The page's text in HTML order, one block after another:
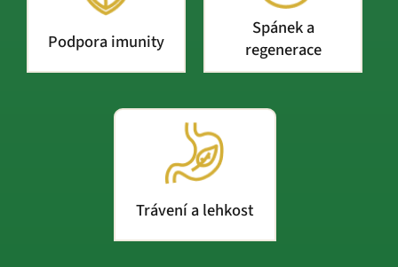
Podpora imunity
Spánek a
regenerace
Trávení a lehkost